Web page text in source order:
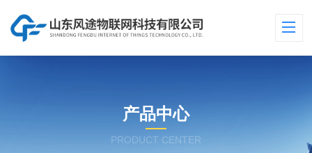
产品中心
PRODUCT CENTER